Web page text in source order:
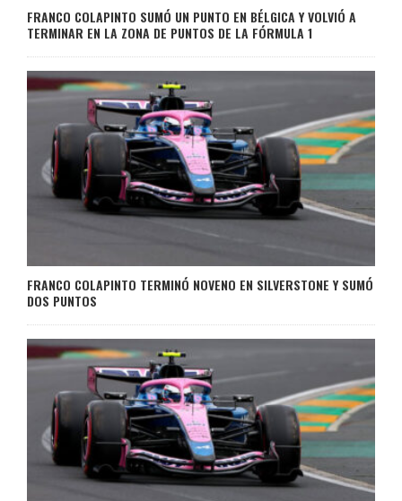
FRANCO COLAPINTO SUMÓ UN PUNTO EN BÉLGICA Y VOLVIÓ A
TERMINAR EN LA ZONA DE PUNTOS DE LA FÓRMULA 1
FRANCO COLAPINTO TERMINÓ NOVENO EN SILVERSTONE Y SUMÓ
DOS PUNTOS